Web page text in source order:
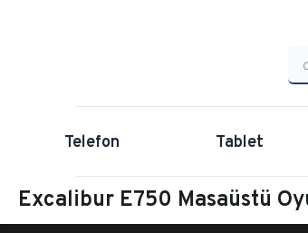
Telefon Tablet
Excalibur E750 Masaüstü